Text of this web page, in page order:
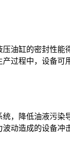
油缸的密封性
过程中，设备可
，降低油液污
动造成的设备冲